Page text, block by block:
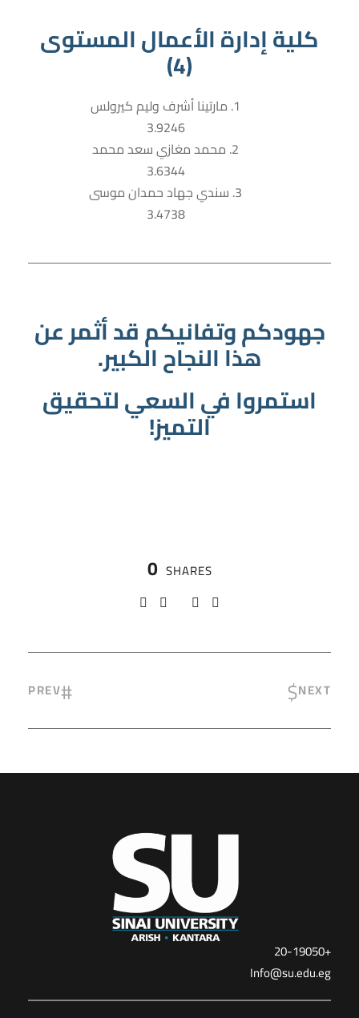
كلية إدارة الأعمال المستوى
(4)
1. مارتينا أشرف وليم كيرولس
3.9246
2. محمد مغازي سعد محمد
3.6344
3. سندي جهاد حمدان موسى
3.4738
جهودكم وتفانيكم قد أثمر عن
هذا النجاح الكبير.
استمروا في السعي لتحقيق
التميز!
0 SHARES
PREV NEXT
+20-19050
Info@su.edu.eg